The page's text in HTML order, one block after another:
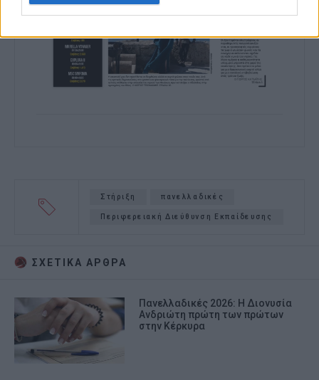
Στήριξη πανελλαδικές
Περιφερειακή Διεύθυνση Εκπαίδευσης
ΣΧΕΤΙΚA AΡΘΡΑ
Πανελλαδικές 2026: Η Διονυσία
Ανδριώτη πρώτη των πρώτων
στην Κέρκυρα